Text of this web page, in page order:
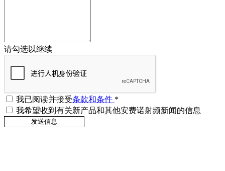
请勾选以继续
我已阅读并接受条款和条件 *
我希望收到有关新产品和其他安费诺射频新闻的信息